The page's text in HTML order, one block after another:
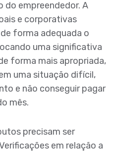
do empreendedor. A
e corporativas
forma adequada o
uma significativa
forma mais apropriada,
uma situação difícil,
e não conseguir pagar
mês.
precisam ser
em relação a